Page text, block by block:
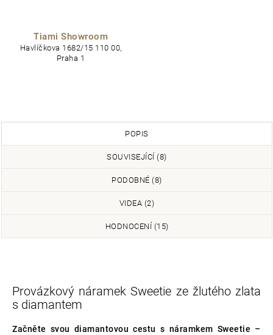
Tiami Showroom
Havlíčkova 1682/15 110 00,
Praha 1
POPIS
SOUVISEJÍCÍ (8)
PODOBNÉ (8)
VIDEA (2)
HODNOCENÍ (15)
Provázkový náramek Sweetie ze žlutého zlata
s diamantem
Začněte svou diamantovou cestu s náramkem Sweetie –